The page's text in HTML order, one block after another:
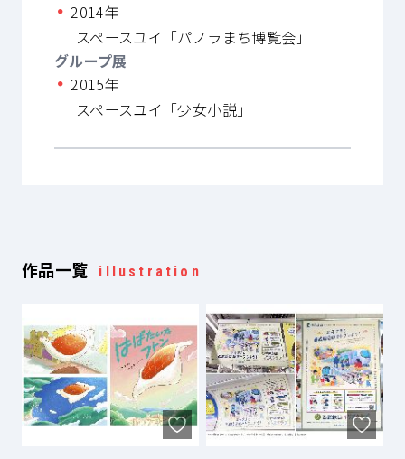
2014年
スペースユイ「パノラまち博覧会」
グループ展
2015年
スペースユイ「少女小説」
作品一覧 illustration